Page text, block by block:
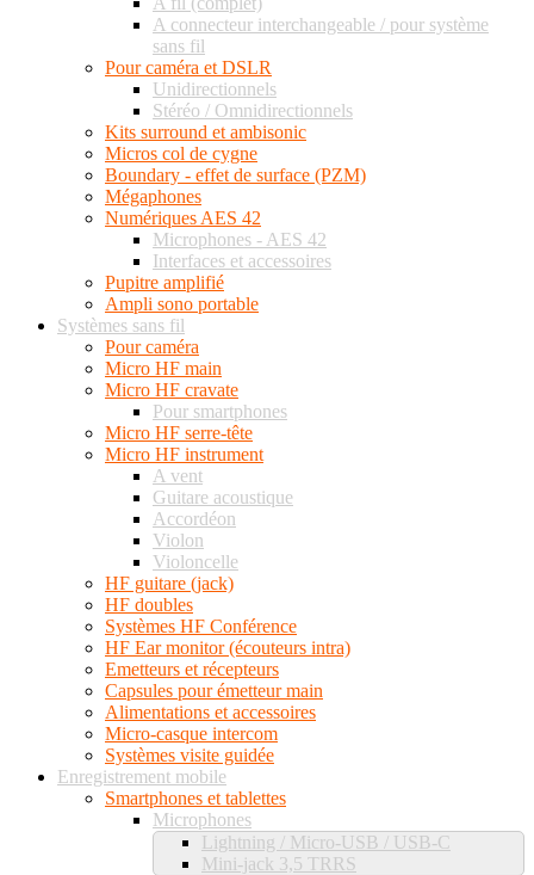
A connecteur interchangeable / pour système
sans fil
Pour caméra et DSLR
Unidirectionnels
Stéréo / Omnidirectionnels
Kits surround et ambisonic
Micros col de cygne
Boundary - effet de surface (PZM)
Mégaphones
Numériques AES 42
Microphones - AES 42
Interfaces et accessoires
Pupitre amplifié
Ampli sono portable
Systèmes sans fil
Pour caméra
Micro HF main
Micro HF cravate
Pour smartphones
Micro HF serre-tête
Micro HF instrument
A vent
Guitare acoustique
Accordéon
Violon
Violoncelle
HF guitare (jack)
HF doubles
Systèmes HF Conférence
HF Ear monitor (écouteurs intra)
Emetteurs et récepteurs
Capsules pour émetteur main
Alimentations et accessoires
Micro-casque intercom
Systèmes visite guidée
Enregistrement mobile
Smartphones et tablettes
Microphones
Lightning / Micro-USB / USB-C
Mini-jack 3,5 TRRS